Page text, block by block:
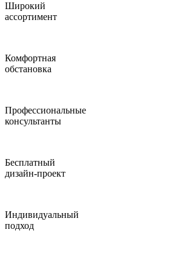
Широкий
ассортимент
Комфортная
обстановка
Профессиональные
консультанты
Бесплатный
дизайн-проект
Индивидуальный
подход